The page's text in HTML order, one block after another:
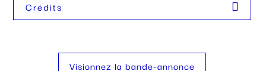
Crédits
Visionnez la bande-annonce